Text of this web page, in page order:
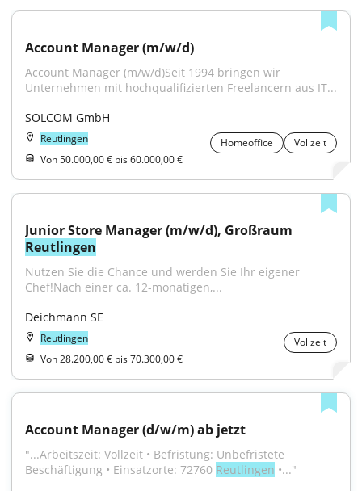
Account Manager (m/w/d)
Account Manager (m/w/d)Seit 1994 bringen wir
Unternehmen mit hochqualifizierten Freelancern aus IT...
SOLCOM GmbH
Reutlingen Homeoffice
Vollzeit
Von 50.000,00 € bis 60.000,00 €
Reutlingen
Nutzen Sie die Chance und werden Sie Ihr eigener
Chef!Nach einer ca. 12-monatigen,...
Deichmann SE
Reutlingen
Vollzeit
Von 28.200,00 € bis 70.300,00 €
Account Manager (d/w/m) ab jetzt
"...Arbeitszeit: Vollzeit • Befristung: Unbefristete
Beschäftigung • Einsatzorte: 72760 Reutlingen •..."